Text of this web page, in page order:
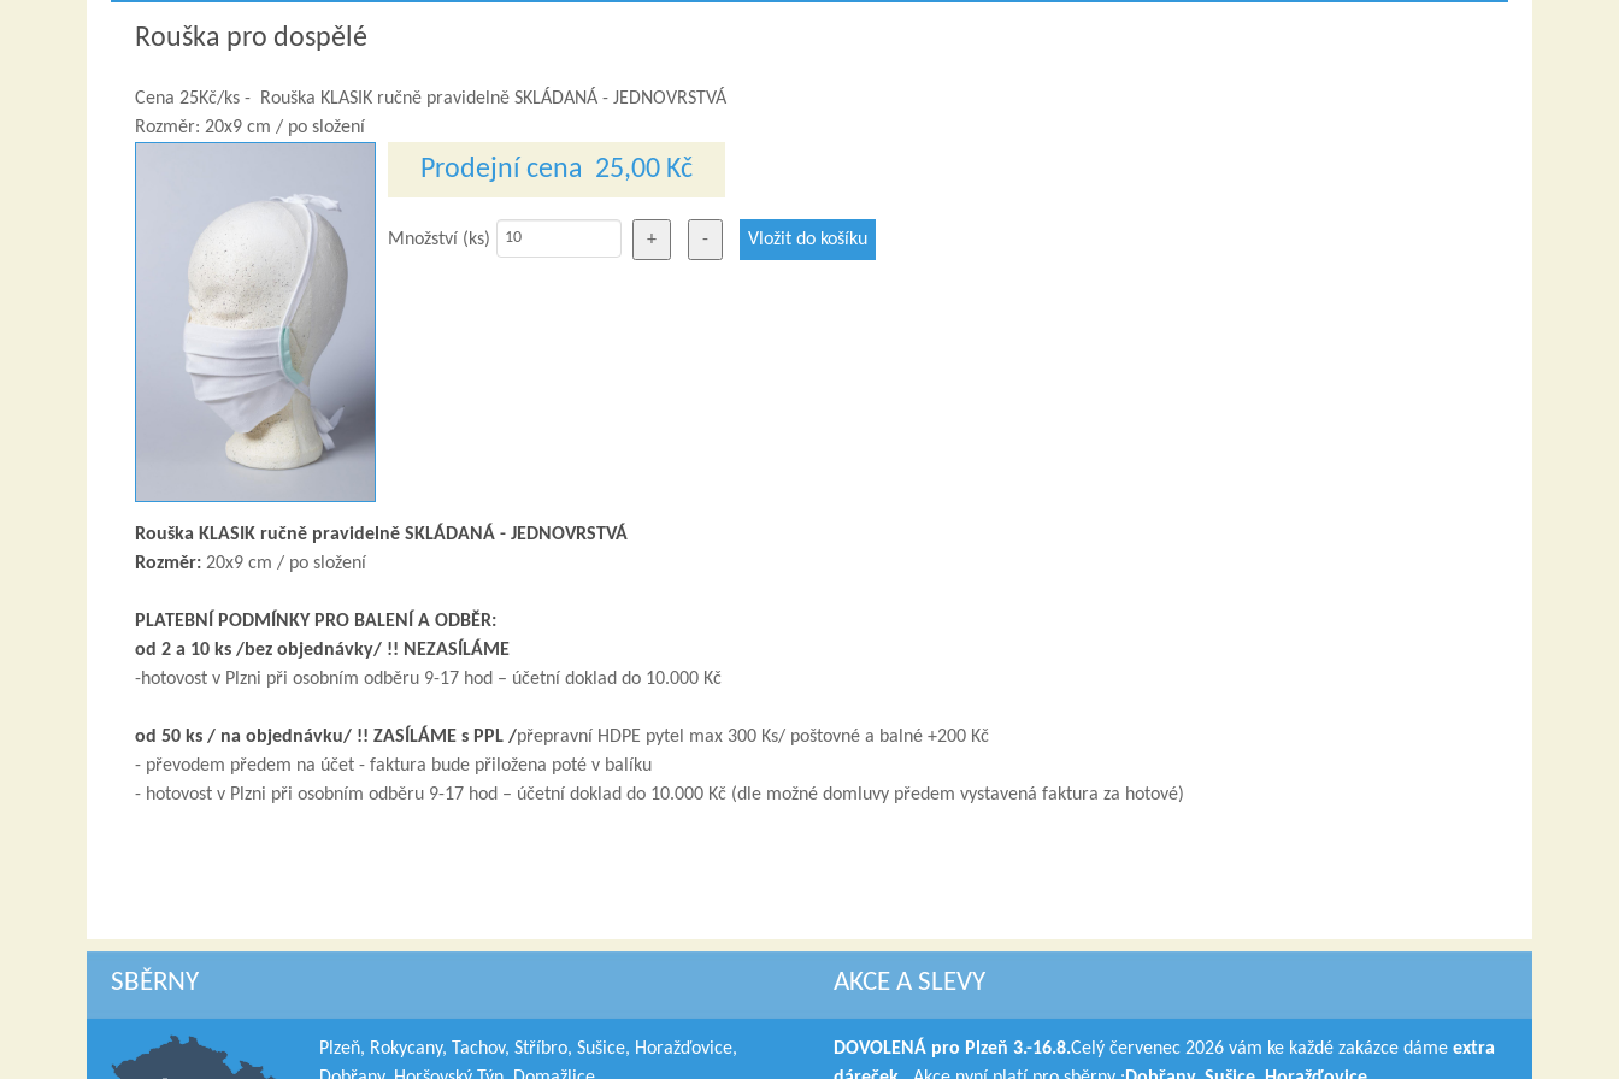
Rouška pro dospělé
Cena 25Kč/ks - Rouška KLASIK ručně pravidelně SKLÁDANÁ - JEDNOVRSTVÁ
Rozměr: 20x9 cm / po složení
Prodejní cena 25,00 Kč
Množství (ks)
Rouška KLASIK ručně pravidelně SKLÁDANÁ - JEDNOVRSTVÁ
Rozměr: 20x9 cm / po složení
PLATEBNÍ PODMÍNKY PRO BALENÍ A ODBĚR:
od 2 a 10 ks /bez objednávky/ !! NEZASÍLÁME
-hotovost v Plzni při osobním odběru 9-17 hod – účetní doklad do 10.000 Kč
od 50 ks / na objednávku/ !! ZASÍLÁME s PPL /přepravní HDPE pytel max 300 Ks/ poštovné a balné +200 Kč
- převodem předem na účet - faktura bude přiložena poté v balíku
- hotovost v Plzni při osobním odběru 9-17 hod – účetní doklad do 10.000 Kč (dle možné domluvy předem vystavená faktura za hotové)
SBĚRNY
Plzeň, Rokycany, Tachov, Stříbro, Sušice, Horažďovice,
AKCE A SLEVY
DOVOLENÁ pro Plzeň 3.-16.8.Celý červenec 2026 vám ke každé zakázce dáme extra